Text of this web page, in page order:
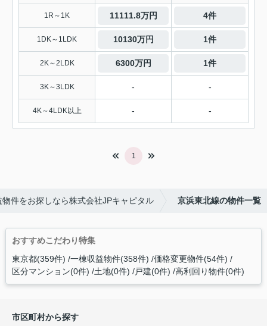
1R～1K 11111.8万円 4件
1DK～1LDK 10130万円 1件
2K～2LDK 6300万円 1件
3K～3LDK - -
4K～4LDK以上 - -
1
件をお探しなら株式会社JPキャピタル 京浜東北線の物件一覧
おすすめこだわり特集
東京都(359件) 一棟収益物件(358件) 価格変更物件(54件)
区分マンション(0件) 土地(0件) 戸建(0件) 高利回り物件(0件)
市区町村から探す